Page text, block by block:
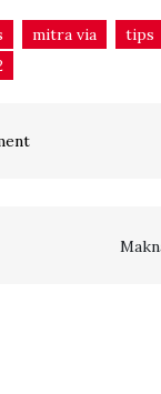
mitra via tips
on